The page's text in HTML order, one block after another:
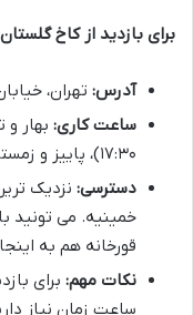
برای بازدید از کاخ
آدرس: تهران،
ساعت کاری:
۱۷:۳۰)، پاییز و زمستان (۹:۰۰ تا ۱۷:۰۰، فروش بلیط تا ۱۶:۰۰)
دسترسی:
خمینیه. می تونید
قورخانه هم به
نکات مهم:
ساعت زمان نیاز